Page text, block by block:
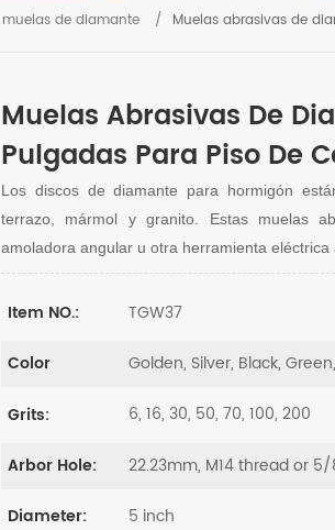
muelas de diamante / Muelas abrasivas de
Muelas Abrasivas De
Pulgadas Para Piso De
Los discos de diamante para hormigón
terrazo, mármol y granito. Estas muelas
amoladora angular u otra herramienta
Item NO.: TGW37
Color Golden, Silver, Black,
Grits: 6, 16, 30, 50, 70, 100, 200
Arbor Hole: 22.23mm, M14 thread or
Diameter: 5 inch